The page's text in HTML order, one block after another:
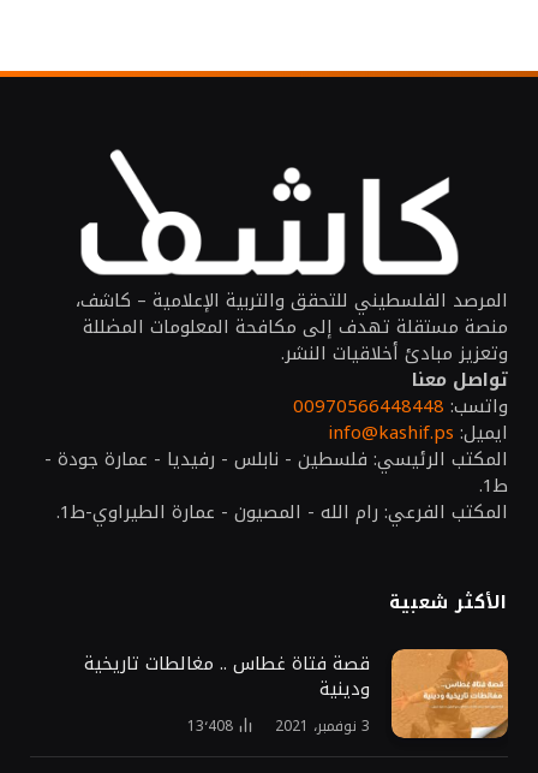
المرصد الفلسطيني للتحقق والتربية الإعلامية – كاشف،
منصة مستقلة تهدف إلى مكافحة المعلومات المضللة
وتعزيز مبادئ أخلاقيات النشر.
تواصل معنا
واتسب: 00970566448448
ايميل: info@kashif.ps
المكتب الرئيسي: فلسطين - نابلس - رفيديا - عمارة جودة -
ط1.
المكتب الفرعي: رام الله - المصيون - عمارة الطيراوي-ط1.
الأكثر شعبية
قصة فتاة غطاس .. مغالطات تاريخية
ودينية
3 نوفمبر، 2021 13٬408